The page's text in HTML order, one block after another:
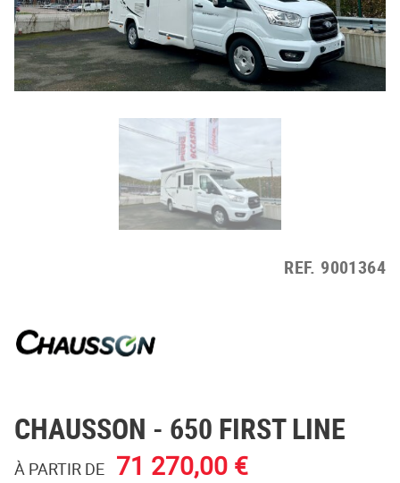
REF. 9001364
CHAUSSON - 650 FIRST LINE
À PARTIR DE 71 270,00 €